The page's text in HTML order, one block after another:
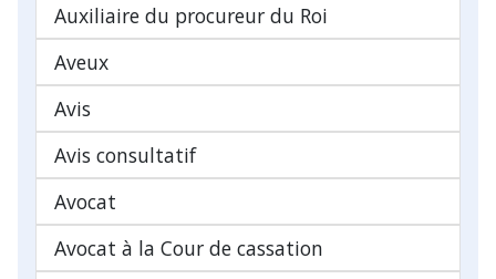
Auxiliaire du procureur du Roi
Aveux
Avis
Avis consultatif
Avocat
Avocat à la Cour de cassation